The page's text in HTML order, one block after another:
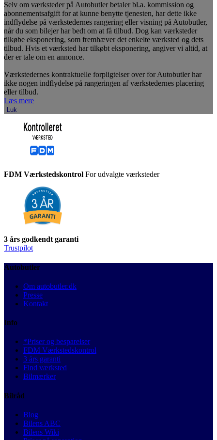
Selv om værksteder på Autobutler betaler bl.a. kommission og
abonnementsafgift for at kunne benytte tjenesten, har dette ikke
indflydelse på værkstedernes rangering eller visning på Autobutler,
når du som bilejer har bedt om at få tilbud. Dog kan værksteder
tilkøbe eksponering, som fremhæver det enkelte værksted og dets
tilbud. Hvis et værksted har tilkøbt eksponering, angiver vi altid, at
der er tale om en annonce.
Værkstedernes kontraktuelle forpligtelser over for Autobutler har
ikke nogen indflydelse på rangeringen af værkstedernes placering
eller tilbud.
Læs mere
Luk
FDM Værkstedskontrol For udvalgte værksteder
3 års godkendt garanti
Trustpilot
Autobutler
Om autobutler.dk
Presse
Kontakt
Info
*Priser og besparelser
FDM Værkstedskontrol
3 års garanti
Find værksted
Bilmærker
Bilråd
Blog
Bilens ABC
Bilens Wiki